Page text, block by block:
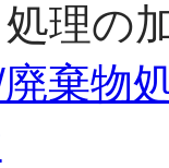
理の
棄物